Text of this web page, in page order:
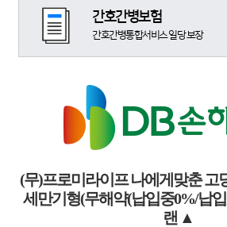
간호간병보험
간호간병통합서비스 일당 보장
(무)프로미라이프 나에게맞춘 고
세만기형(무해약(납입중0%/납
랜 ▲